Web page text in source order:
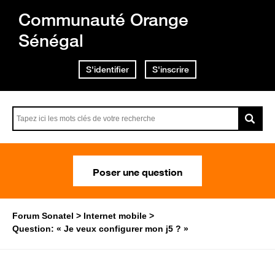
Communauté Orange
Sénégal
S'identifier S'inscrire
Poser une question
Forum Sonatel
Internet mobile
Question: « Je veux configurer mon j5 ? »